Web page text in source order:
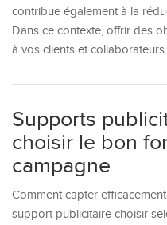
contribue également à la
Dans ce contexte, offrir des
à vos clients et
Supports
choisir le bon
campagne
Comment capter
support publicitaire choisir